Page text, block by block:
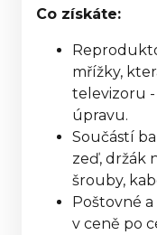
Co získáte:
mřížky,
televizoru
úpravu.
Součástí
zeď, držák
šrouby,
Poštovné
v ceně po